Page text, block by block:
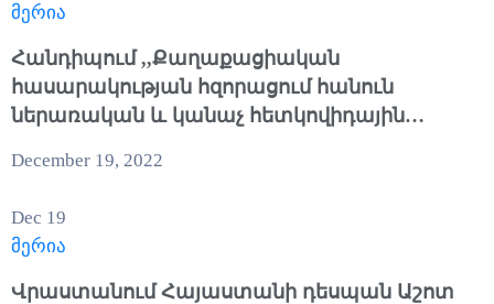
მერია
Հանդիպում ,,Քաղաքացիական
հասարակության հզորացում հանուն
ներառական և կանաչ հետկովիդային
շրջանակներում
December 19, 2022
Dec 19
მერია
Վրաստանում Հայաստանի դեսպան Աշոտ